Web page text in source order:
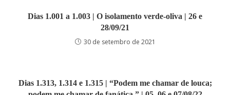
Dias 1.001 a 1.003 | O isolamento verde-oliva | 26 e
28/09/21
30 de setembro de 2021
Dias 1.313, 1.314 e 1.315 | “Podem me chamar de louca;